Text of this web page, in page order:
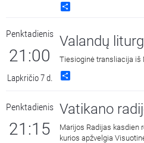
Penktadienis
21:00
Lapkričio 7 d.
Valandų
Tiesioginė transliacija iš
Penktadienis
21:15
Vatikano
Marijos Radijas kasdien
kurios apžvelgia